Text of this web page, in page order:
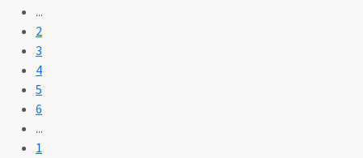
...
2
3
4
5
6
...
1